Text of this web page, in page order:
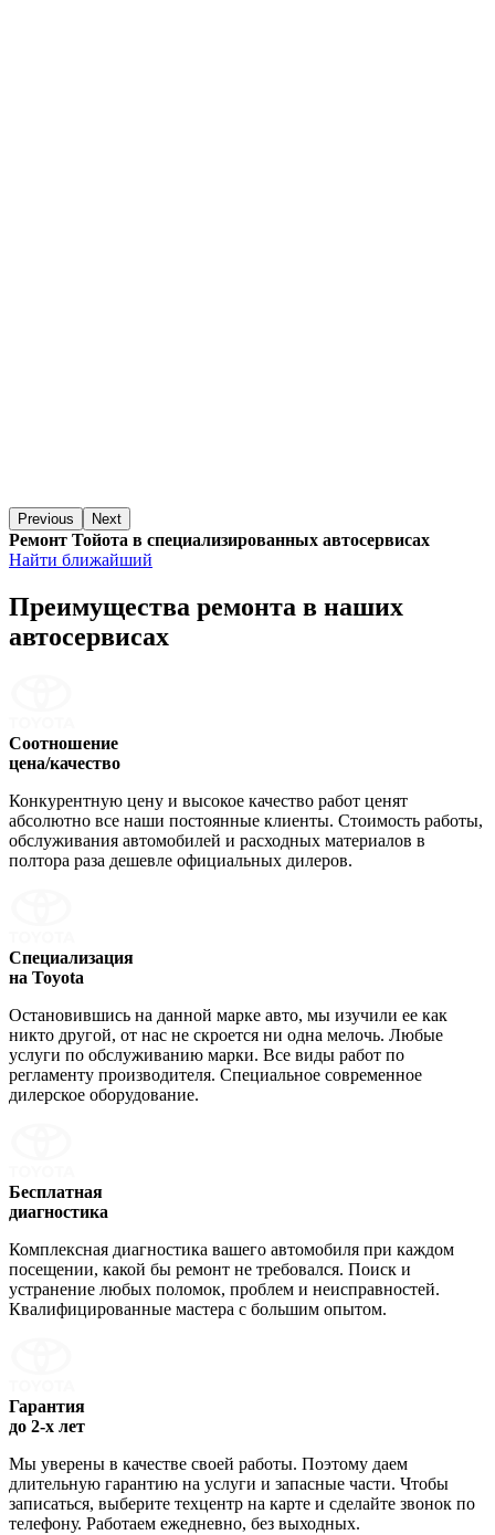
Previous Next
Ремонт Тойота в специализированных автосервисах
Найти ближайший
Преимущества ремонта в наших
автосервисах
Соотношение
цена/качество
Конкурентную цену и высокое качество работ ценят
абсолютно все наши постоянные клиенты. Стоимость работы,
обслуживания автомобилей и расходных материалов в
полтора раза дешевле официальных дилеров.
Специализация
на Toyota
Остановившись на данной марке авто, мы изучили ее как
никто другой, от нас не скроется ни одна мелочь. Любые
услуги по обслуживанию марки. Все виды работ по
регламенту производителя. Специальное современное
дилерское оборудование.
Бесплатная
диагностика
Комплексная диагностика вашего автомобиля при каждом
посещении, какой бы ремонт не требовался. Поиск и
устранение любых поломок, проблем и неисправностей.
Квалифицированные мастера с большим опытом.
Гарантия
до 2-х лет
Мы уверены в качестве своей работы. Поэтому даем
длительную гарантию на услуги и запасные части. Чтобы
записаться, выберите техцентр на карте и сделайте звонок по
телефону. Работаем ежедневно, без выходных.